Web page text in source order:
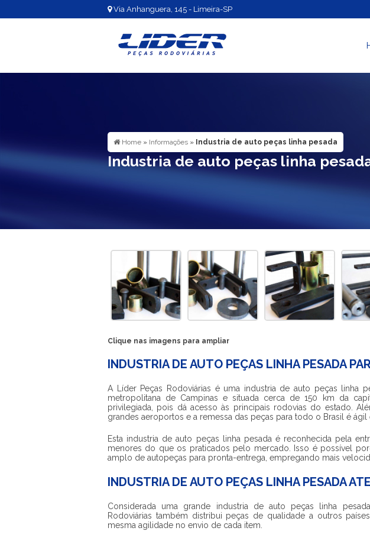
Via Anhanguera, 145 - Limeira-SP
Home » Informações » Industria de auto peças linha pesada
Industria de auto peças linha
Clique nas imagens para ampliar
INDUSTRIA DE AUTO PEÇAS LINHA PESADA
A Líder Peças Rodoviárias é uma industria de auto peças linha
metropolitana de Campinas e situada cerca de 150 km da
privilegiada, pois dá acesso às principais rodovias do estado.
grandes aeroportos e a remessa das peças para todo o Brasil é ágil
Esta industria de auto peças linha pesada é reconhecida pela
menores do que os praticados pelo mercado. Isso é possível
amplo de autopeças para pronta-entrega, empregando mais
INDUSTRIA DE AUTO PEÇAS LINHA PESADA
Considerada uma grande industria de auto peças linha pesada
Rodoviárias também distribui peças de qualidade a outros
mesma agilidade no envio de cada item.